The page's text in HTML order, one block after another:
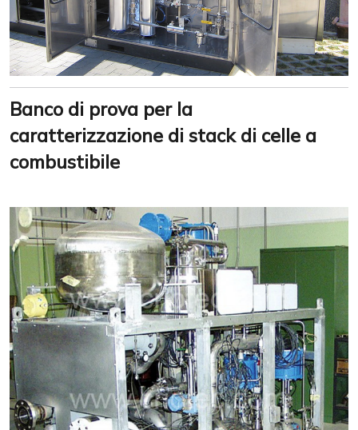
Banco di prova per la
caratterizzazione di stack di celle a
combustibile